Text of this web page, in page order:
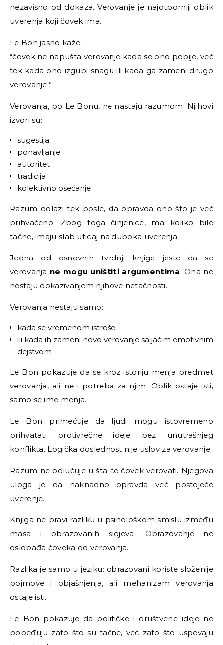
nezavisno od dokaza. Verovanje je najotporniji oblik
uverenja koji čovek ima.
Le Bon jasno kaže:
“čovek ne napušta verovanje kada se ono pobije, već
tek kada ono izgubi snagu ili kada ga zameni drugo
verovanje.”
Verovanja, po Le Bonu, ne nastaju razumom. Njihovi
izvori su:
sugestija
ponavljanje
autoritet
tradicija
kolektivno osećanje
Razum dolazi tek posle, da opravda ono što je već
prihvaćeno. Zbog toga činjenice, ma koliko bile
tačne, imaju slab uticaj na duboka uverenja.
Jedna od osnovnih tvrdnji knjige jeste da se
verovanja ne mogu uništiti argumentima. Ona ne
nestaju dokazivanjem njihove netačnosti.
Verovanja nestaju samo:
kada se vremenom istroše
ili kada ih zameni novo verovanje sa jačim emotivnim
dejstvom
Le Bon pokazuje da se kroz istoriju menja predmet
verovanja, ali ne i potreba za njim. Oblik ostaje isti,
samo se ime menja.
Le Bon primećuje da ljudi mogu istovremeno
prihvatati protivrečne ideje bez unutrašnjeg
konflikta. Logička doslednost nije uslov za verovanje.
Razum ne odlučuje u šta će čovek verovati. Njegova
uloga je da naknadno opravda već postojeće
uverenje.
Knjiga ne pravi razliku u psihološkom smislu između
masa i obrazovanih slojeva. Obrazovanje ne
oslobađa čoveka od verovanja.
Razlika je samo u jeziku: obrazovani koriste složenije
pojmove i objašnjenja, ali mehanizam verovanja
ostaje isti.
Le Bon pokazuje da političke i društvene ideje ne
pobeđuju zato što su tačne, već zato što uspevaju